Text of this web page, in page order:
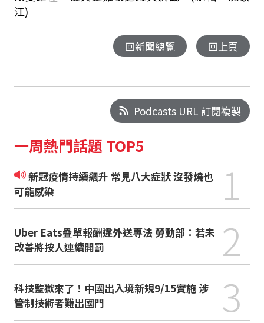
江)
回新聞總覽 回上頁
Podcasts URL 訂閱複製
一周熱門話題 TOP5
新冠疫情持續飆升 常見八大症狀 沒發燒也
可能感染
1
Uber Eats疊單報酬違外送專法 勞動部：若未
改善將按人連續開罰
2
科技監獄來了！中國出入境新規9/15實施 涉
管制技術者難出國門
3